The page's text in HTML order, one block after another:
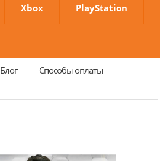
Xbox PlayStation
Блог Способы оплаты